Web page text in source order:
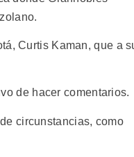
Curtis Kaman, que a
de hacer comentarios.
circunstancias, como